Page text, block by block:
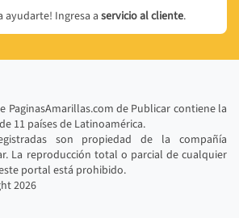
ayudarte! Ingresa a servicio al cliente.
PaginasAmarillas.com de Publicar contiene la
11 países de Latinoamérica.
son propiedad de la compañía
La reproducción total o parcial de cualquier
portal está prohibido.
2026